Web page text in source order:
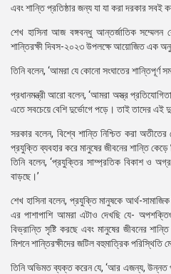
গ্যালারি
বিএনপি-
জামায়াত
সহিংসতা
সংগঠন
ইশতেহার
এবং শান্তি প্রতিষ্ঠার জন্য যা যা করা দরকার সবই
শেখ হাসিনা আজ বঙ্গবন্ধু আন্তর্জাতিক সম্মেলন
শান্তিরক্ষী দিবস-২০২৩ উপলক্ষে আয়োজিত এক
তিনি বলেন, ‘আমরা যে কোনো সংঘাতের শান্তিপূর্ণ
প্রধানমন্ত্রী আরো বলেন, ‘আমরা অস্ত্র
এতে সবচেয়ে বেশি দুর্ভোগে পড়ে। তাই তাদের এই
সরকার বলেন, বিশ্বে শান্তি নিশ্চিত করা
প্রযুক্তি ব্যবহার করে মানুষের জীবনের শান্তি কেড়ে
তিনি বলেন, ‘প্রযুক্তির সাম্প্রতিক বিকাশ ও
বাড়ছে।’
শেখ হাসিনা বলেন, প্রযুক্তি মানুষকে আর্থ-
এর পাশাপাশি আমরা এটাও দেখছি যে-
বিভ্রান্তি সৃষ্টি করছে এবং মানুষের জীবনের
মিশনে শান্তিরক্ষীদের জটিল বহুমাত্রিক পরিস্থিতি
তিনি অভিমত ব্যক্ত করেন যে, ‘আর এজন্য, উন্নত